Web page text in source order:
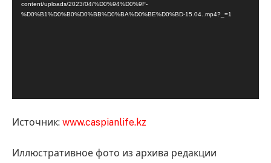
content/uploads/2023/04/%D0%94%D0%9F-
%D0%B1%D0%B0%D0%BB%D0%BA%D0%BE%D0%BD-15.04..mp4?_=1
Источник: www.caspianlife.kz
Иллюстративное фото из архива редакции